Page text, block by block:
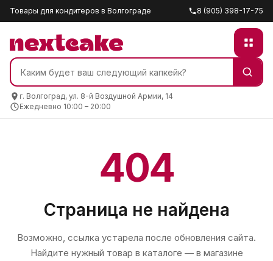
Товары для кондитеров в Волгограде 8 (905) 398-17-75
г. Волгоград, ул. 8-й Воздушной Армии, 14
Ежедневно 10:00 – 20:00
404
Страница не найдена
Возможно, ссылка устарела после обновления сайта.
Найдите нужный товар в каталоге — в магазине